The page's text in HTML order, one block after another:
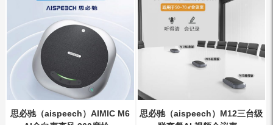
思必驰（aispeech）AIMIC M6
思必驰（aispeech）M12三台级